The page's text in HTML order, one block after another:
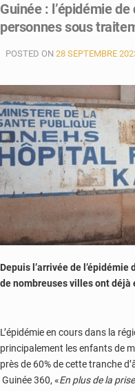
Guinée : l’épidémie
personnes sous
POSTED ON 28 SEPTEMBRE
Depuis l’arrivée de
de nombreuses villes ont déjà
L’épidémie en cours dans la
principalement les enfants de
près de 60% de cette tranche
Guinée 360, «En plus de la